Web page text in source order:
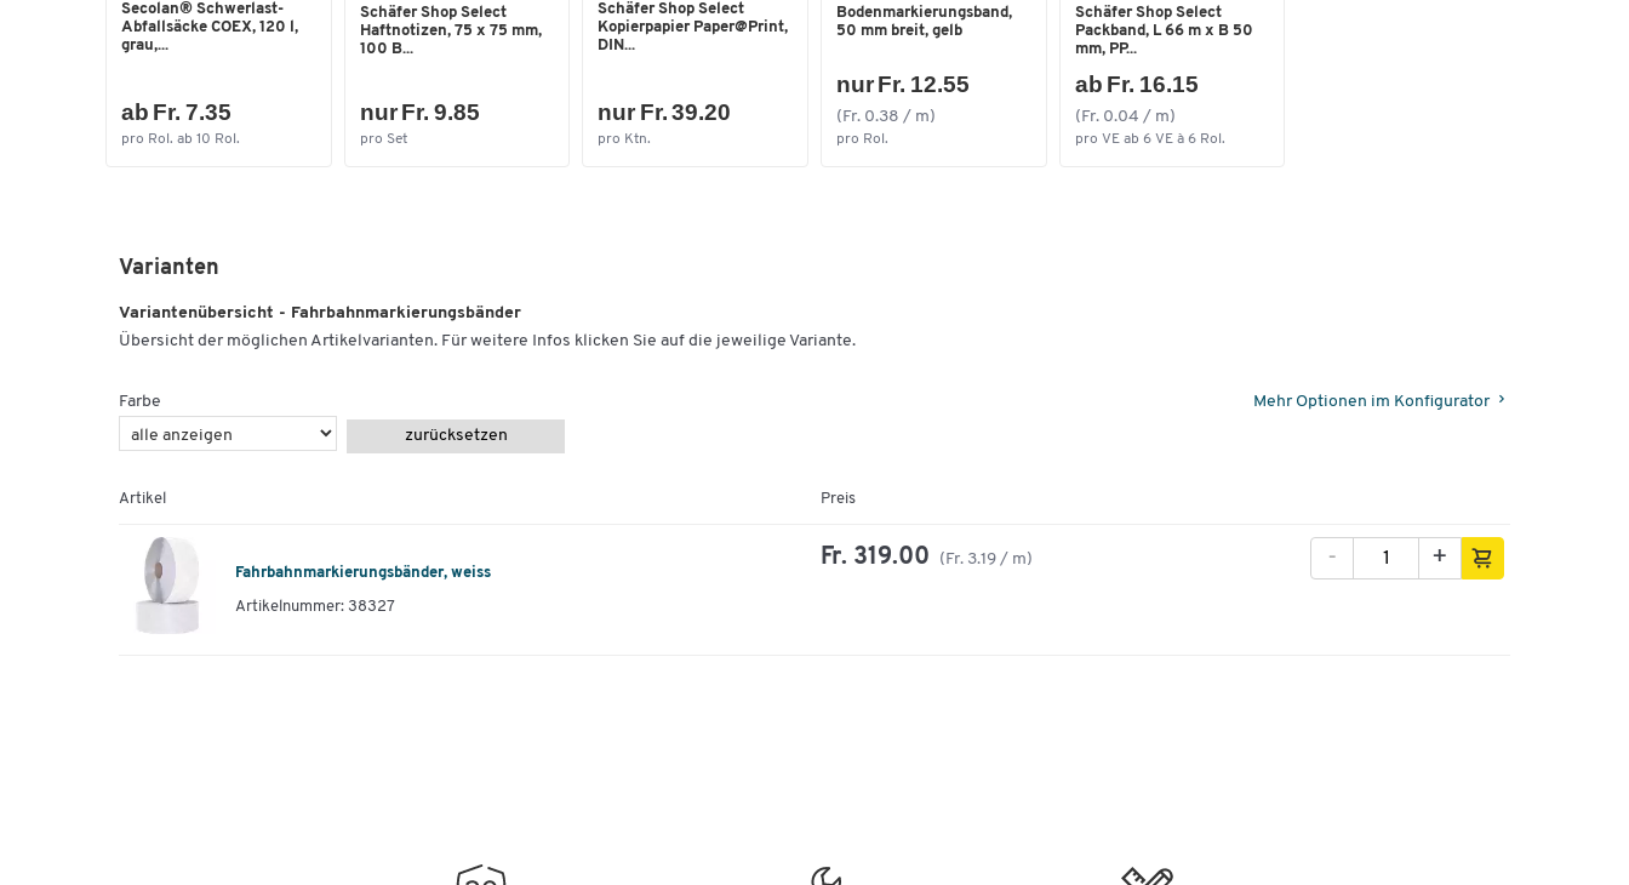
Secolan® Schwerlast-
Abfallsäcke COEX, 120 l,
grau,...
ab Fr. 7.35
pro Rol. ab 10 Rol.
Schäfer Shop Select
Haftnotizen, 75 x 75 mm,
100 B...
nur Fr. 9.85
pro Set
Schäfer Shop Select
Kopierpapier Paper@Print,
DIN...
nur Fr. 39.20
pro Ktn.
Bodenmarkierungsband,
50 mm breit, gelb
nur Fr. 12.55
(Fr. 0.38 / m)
pro Rol.
Schäfer Shop Select
Packband, L 66 m x B 50
mm, PP...
ab Fr. 16.15
(Fr. 0.04 / m)
pro VE ab 6 VE à 6 Rol.
Varianten
Variantenübersicht - Fahrbahnmarkierungsbänder
Übersicht der möglichen Artikelvarianten. Für weitere Infos klicken Sie auf die jeweilige Variante.
Farbe
zurücksetzen
Mehr Optionen im Konfigurator
Artikel Preis
Fahrbahnmarkierungsbänder, weiss
Artikelnummer: 38327
Fr. 319.00 (Fr. 3.19 / m) +
-